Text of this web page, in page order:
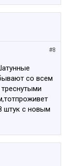
#8
со всем
штук с новым